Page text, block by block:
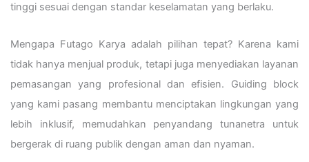
tinggi sesuai dengan standar keselamatan yang berlaku.
Mengapa Futago Karya adalah pilihan tepat? Karena kami
tidak hanya menjual produk, tetapi juga menyediakan layanan
pemasangan yang profesional dan efisien. Guiding block
yang kami pasang membantu menciptakan lingkungan yang
lebih inklusif, memudahkan penyandang tunanetra untuk
bergerak di ruang publik dengan aman dan nyaman.